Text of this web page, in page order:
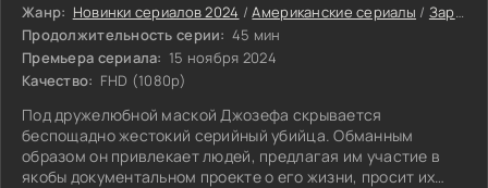
Жанр: Новинки сериалов 2024 /Американские сериалы / Зарубежные сериалы
Продолжительность серии: 45 мин
Премьера сериала: 15 ноября 2024
Качество: FHD (1080p)
Под дружелюбной маской Джозефа скрывается
беспощадно жестокий серийный убийца. Обманным
образом он привлекает людей, предлагая им участие в
якобы документальном проекте о его жизни, просит их